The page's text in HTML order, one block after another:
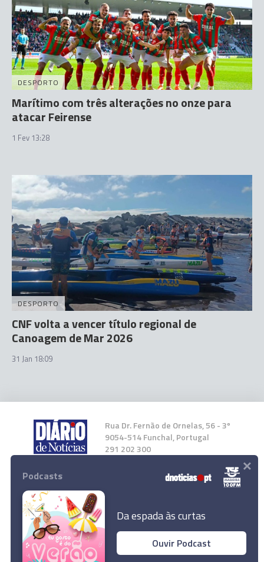
Benfiquista José Melro em vias de reforçar o
DESPORTO
Marítimo com três alterações no onze para
atacar Feirense
1 Fev 13:28
DESPORTO
CNF volta a vencer título regional de
Canoagem de Mar 2026
31 Jan 18:09
Rua Dr. Fernão de Ornelas, 56 - 3º
9054-514 Funchal, Portugal
291 202 300
Instale a nossa App
© 2026 Empresa Diário de Notícias, Lda.
Podcasts
Da espada às curtas
Ouvir Podcast
×